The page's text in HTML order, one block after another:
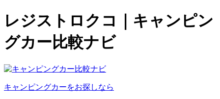
レジストロクコ｜キャンピン
グカー比較ナビ
キャンピングカーをお探しなら